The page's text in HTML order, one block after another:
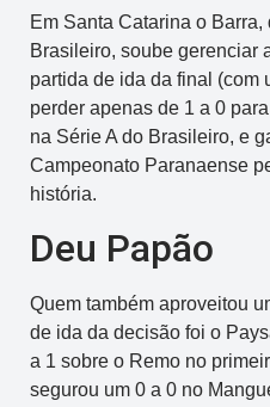
Em Santa Catarina o
Brasileiro, soube gerenciar
partida de ida da final (com
perder apenas de 1 a 0
na Série A do Brasileiro, e
Campeonato Paranaense
história.
Deu Papão
Quem também aproveitou
de ida da decisão foi o
a 1 sobre o Remo no
segurou um 0 a 0 no